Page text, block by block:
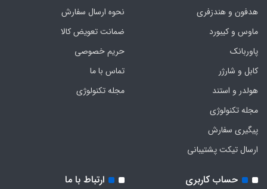
هدفون‌ و‌ هندزفری
ماوس و کیبورد
پاوربانک
کابل و شارژر
هولدر و استند
مجله تکنولوژی
پیگیری سفارش
ارسال تیکت پشتیبانی
نحوه ارسال سفارش
ضمانت تعویض کالا
حریم خصوصی
تماس با ما
مجله تکنولوژی
حساب کاربری ارتباط با ما